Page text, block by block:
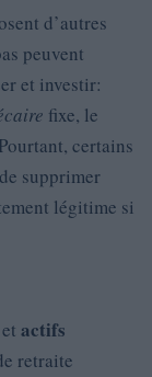
d’autres
peuvent
et investir:
fixe, le
certains
supprimer
légitime si
et actifs
retraite